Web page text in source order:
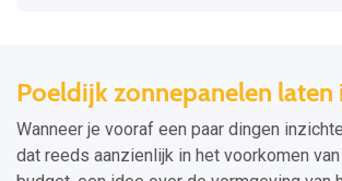
Poeldijk zonnepanelen laten
Wanneer je vooraf een paar dingen
dat reeds aanzienlijk in het voorkomen